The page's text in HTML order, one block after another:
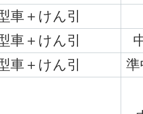
車＋けん引
車＋けん引
車＋けん引
準